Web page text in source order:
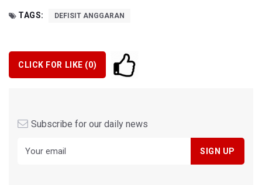
TAGS: DEFISIT ANGGARAN
CLICK FOR LIKE (0)
Subscribe for our daily news